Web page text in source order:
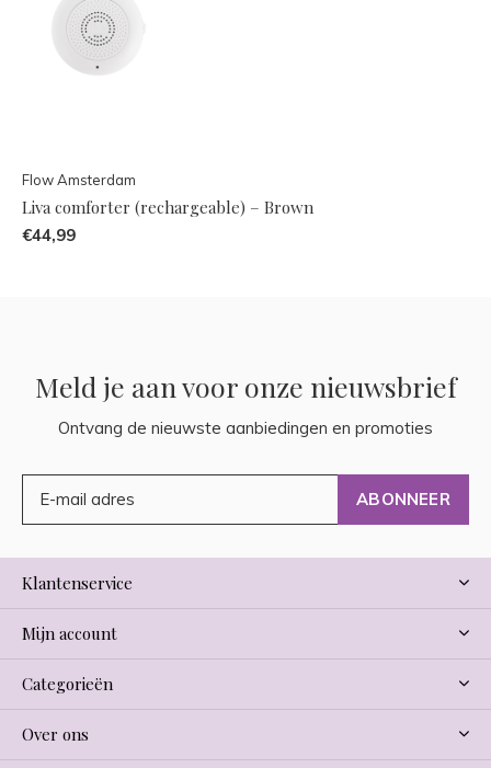
Flow Amsterdam
Liva comforter (rechargeable) – Brown
€44,99
Meld je aan voor onze nieuwsbrief
Ontvang de nieuwste aanbiedingen en promoties
ABONNEER
Klantenservice
Mijn account
Categorieën
Over ons